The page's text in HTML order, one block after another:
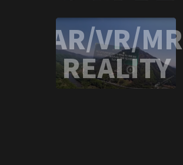
AR/VR/MR
REALITY